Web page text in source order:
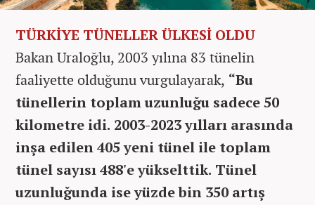
TÜRKİYE TÜNELLER ÜLKESİ OLDU
Bakan Uraloğlu, 2003 yılına 83 tünelin
faaliyette olduğunu vurgulayarak, “Bu
tünellerin toplam uzunluğu sadece 50
kilometre idi. 2003-2023 yılları arasında
inşa edilen 405 yeni tünel ile toplam
tünel sayısı 488'e yükselttik. Tünel
uzunluğunda ise yüzde bin 350 artış